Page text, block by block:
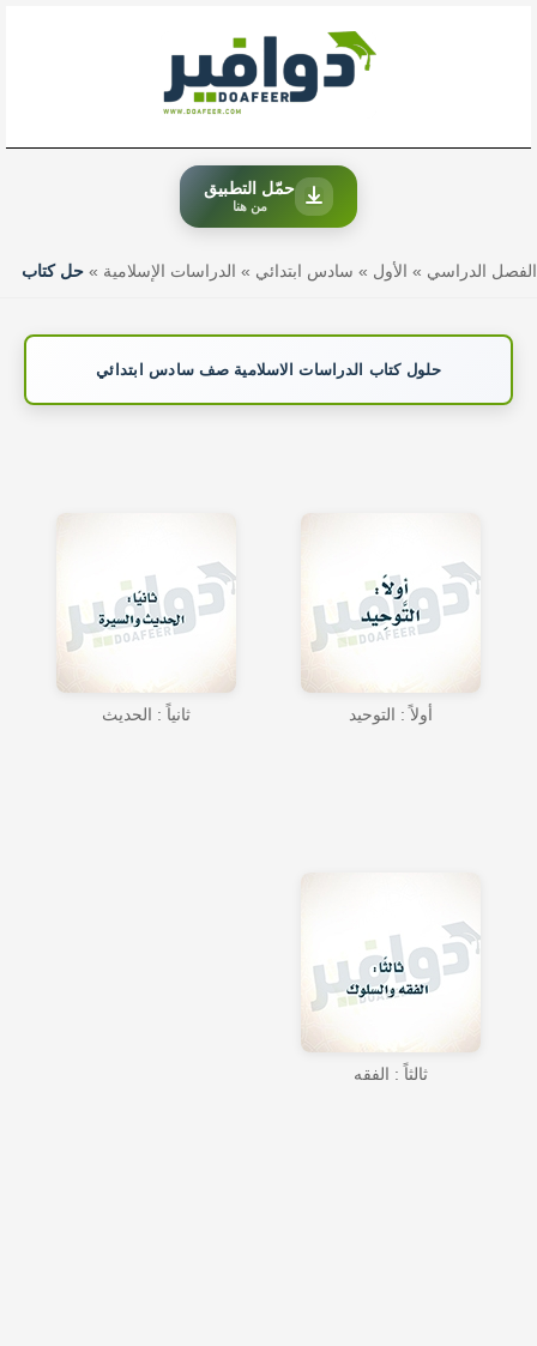
حمّل التطبيق
من هنا
الفصل الدراسي » الأول » سادس ابتدائي » الدراسات الإسلامية » حل كتاب
حلول كتاب الدراسات الاسلامية صف سادس ابتدائي
أولاً : التوحيد ثانياً : الحديث
ثالثاً : الفقه